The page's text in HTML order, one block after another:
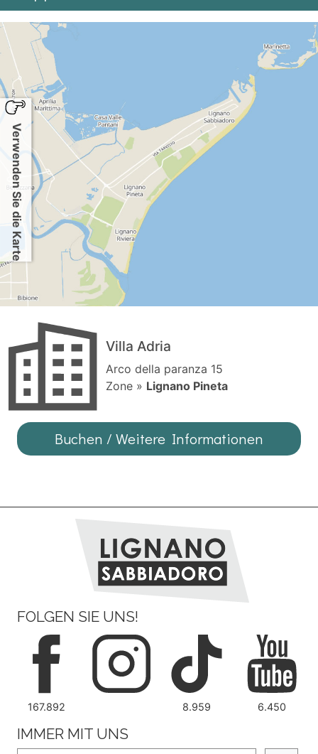
Verwenden Sie die Karte
Villa Adria
Arco della paranza 15
Zone » Lignano Pineta
Buchen / Weitere Informationen
FOLGEN SIE UNS!
167.892 8.959 6.450
IMMER MIT UNS